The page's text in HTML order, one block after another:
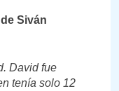
Siván
David fue
tenía solo 12